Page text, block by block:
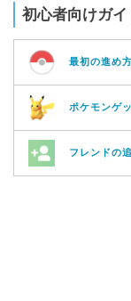
初心者向けガイ
最初の進め方
ポケモンゲ
フレンドの